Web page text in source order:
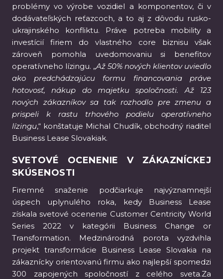
problémy vo výrobe vozidiel a komponentov, či v
dodávateľských reťazcoch, a to aj z dôvodu rusko-
ukrajinského konfliktu. Práve potreba mobility a
investícií firiem do vlastného core biznisu však
zároveň pomohla uvedomovaniu si benefitov
operatívneho lízingu. „Až 50% nových klientov uviedlo
ako predchádzajúcu formu financovania práve
hotovosť, nákup do majetku spoločnosti. Až 123
nových zákazníkov sa tak rozhodlo pre zmenu a
prispeli k rastu trhového podielu operatívneho
lízingu,“ konštatuje Michal Chudík, obchodný riaditeľ
Business Lease Slovakiak.
SVETOVÉ OCENENIE V ZÁKAZNÍCKEJ
SKÚSENOSTI
Firemné snaženie podčiarkuje najvýznamnejší
úspech uplynulého roka, kedy Business Lease
získala svetové ocenenie Customer Centricity World
Series 2022 v kategórii Business Change or
Transformation. Medzinárodná porota vyzdvihla
projekt transformácie Business Lease Slovakia na
zákaznícky orientovanú firmu ako najlepší spomedzi
300 zapojených spoločností z celého sveta.Za